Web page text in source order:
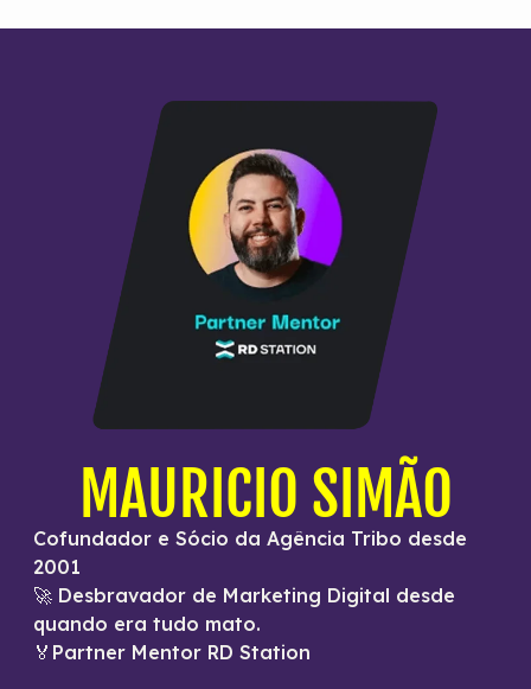
MAURICIO SIMÃO
Cofundador e Sócio da Agência Tribo desde
2001
🚀 Desbravador de Marketing Digital desde
quando era tudo mato.
🏅Partner Mentor RD Station